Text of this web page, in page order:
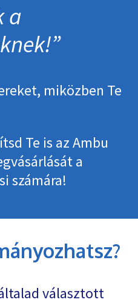
a
miközben Te
Te is az Ambu
a
számára!
választott